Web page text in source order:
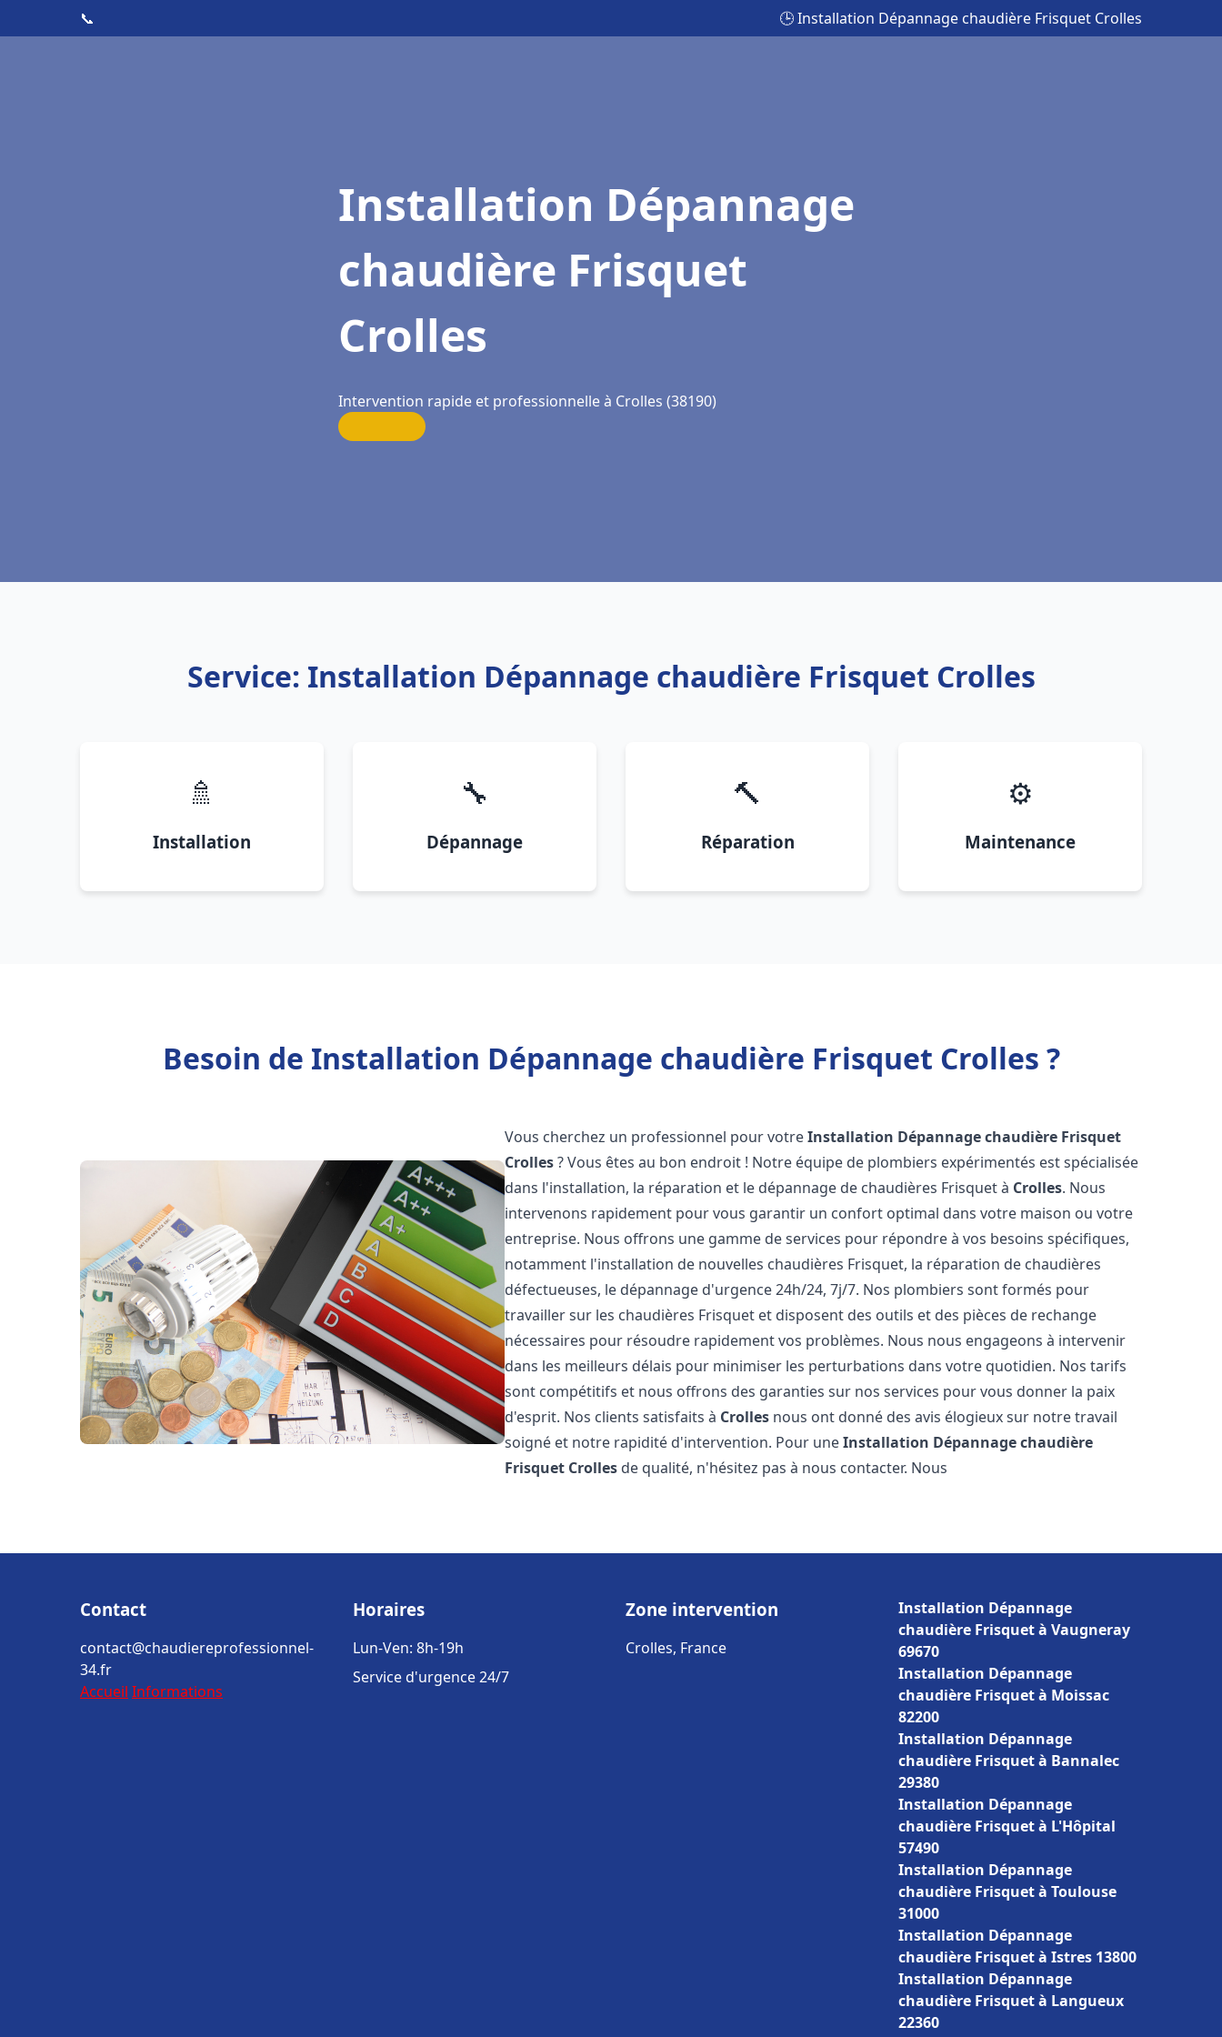
📞 🕒 Installation Dépannage chaudière Frisquet Crolles
Installation Dépannage
chaudière Frisquet
Crolles
Intervention rapide et professionnelle à Crolles (38190)
Service: Installation Dépannage chaudière Frisquet Crolles
🚿
Installation
🔧
Dépannage
🔨
Réparation
⚙️
Maintenance
Besoin de Installation Dépannage chaudière Frisquet Crolles ?
Vous cherchez un professionnel pour votreInstallation Dépannage chaudière Frisquet
Crolles? Vous êtes au bon endroit ! Notre équipe de plombiers expérimentés est spécialisée
dans l'installation, la réparation et le dépannage de chaudières Frisquet à Crolles. Nous
intervenons rapidement pour vous garantir un confort optimal dans votre maison ou votre
entreprise. Nous offrons une gamme de services pour répondre à vos besoins spécifiques,
notamment l'installation de nouvelles chaudières Frisquet, la réparation de chaudières
défectueuses, le dépannage d'urgence 24h/24, 7j/7. Nos plombiers sont formés pour
travailler sur les chaudières Frisquet et disposent des outils et des pièces de rechange
nécessaires pour résoudre rapidement vos problèmes. Nous nous engageons à intervenir
dans les meilleurs délais pour minimiser les perturbations dans votre quotidien. Nos tarifs
sont compétitifs et nous offrons des garanties sur nos services pour vous donner la paix
d'esprit. Nos clients satisfaits à Crolles nous ont donné des avis élogieux sur notre travail
soigné et notre rapidité d'intervention. Pour uneInstallation Dépannage chaudière
Frisquet Crolles de qualité, n'hésitez pas à nous contacter. Nous
Contact
contact@chaudiereprofessionnel-
34.fr
Accueil Informations
Horaires
Lun-Ven: 8h-19h
Service d'urgence 24/7
Zone intervention
Crolles, France
Installation Dépannage
chaudière Frisquet à Vaugneray
69670
Installation Dépannage
chaudière Frisquet à Moissac
82200
Installation Dépannage
chaudière Frisquet à Bannalec
29380
Installation Dépannage
chaudière Frisquet à L'Hôpital
57490
Installation Dépannage
chaudière Frisquet à Toulouse
31000
Installation Dépannage
chaudière Frisquet à Istres 13800
Installation Dépannage
chaudière Frisquet à Langueux
22360